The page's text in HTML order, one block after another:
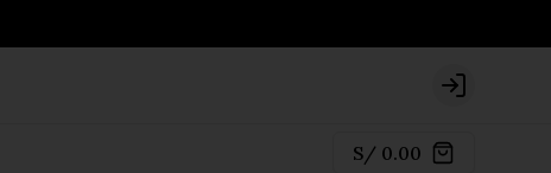
Login
S/ 0.00